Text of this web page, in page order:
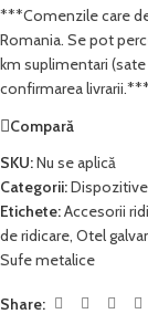
***Comenzile care
Romania. Se pot
km suplimentari
confirmarea livrarii.***
Compară
SKU:Nu se aplică
Categorii:
Etichete:Accesorii
de ridicare, Otel
Sufe metalice
Share: